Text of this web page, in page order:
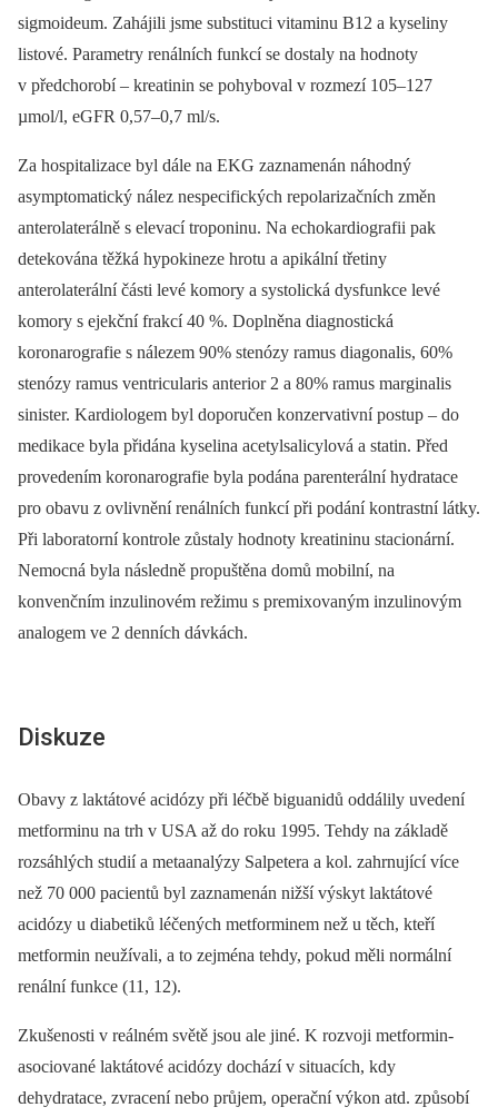
sigmoideum. Zahájili jsme substituci vitaminu B12 a kyseliny
listové. Parametry renálních funkcí se dostaly na hodnoty
v předchorobí –⁠ kreatinin se pohyboval v rozmezí 105–127
µmol/l, eGFR 0,57–0,7 ml/s.
Za hospitalizace byl dále na EKG zaznamenán náhodný
asymptomatický nález nespecifických repolarizačních změn
anterolaterálně s elevací troponinu. Na echokardiografii pak
detekována těžká hypokineze hrotu a apikální třetiny
anterolaterální části levé komory a systolická dysfunkce levé
komory s ejekční frakcí 40 %. Doplněna diagnostická
koronarografie s nálezem 90% stenózy ramus diagonalis, 60%
stenózy ramus ventricularis anterior 2 a 80% ramus marginalis
sinister. Kardiologem byl doporučen konzervativní postup –⁠ do
medikace byla přidána kyselina acetylsalicylová a statin. Před
provedením koronarografie byla podána parenterální hydratace
pro obavu z ovlivnění renálních funkcí při podání kontrastní látky.
Při laboratorní kontrole zůstaly hodnoty kreatininu stacionární.
Nemocná byla následně propuštěna domů mobilní, na
konvenčním inzulinovém režimu s premixovaným inzulinovým
analogem ve 2 denních dávkách.
Diskuze
Obavy z laktátové acidózy při léčbě biguanidů oddálily uvedení
metforminu na trh v USA až do roku 1995. Tehdy na základě
rozsáhlých studií a metaanalýzy Salpetera a kol. zahrnující více
než 70 000 pacientů byl zaznamenán nižší výskyt laktátové
acidózy u diabetiků léčených metforminem než u těch, kteří
metformin neužívali, a to zejména tehdy, pokud měli normální
renální funkce (11, 12).
Zkušenosti v reálném světě jsou ale jiné. K rozvoji metformin-
asociované laktátové acidózy dochází v situacích, kdy
dehydratace, zvracení nebo průjem, operační výkon atd. způsobí